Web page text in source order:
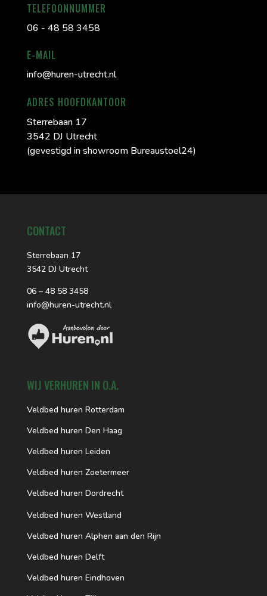
TELEFOONNUMMER
06 - 48 58 3458
E-MAIL
info@huren-utrecht.nl
ADRES HOOFDKANTOOR
Sterrebaan 17
3542 DJ Utrecht
(gevestigd in showroom Bureaustoel24)
CONTACT
Sterrebaan 17
3542 DJ Utrecht
06 – 48 58 3458
info@huren-utrecht.nl
WIJ VERHUREN IN O.A.
Veldbed huren Rotterdam
Veldbed huren Den Haag
Veldbed huren Leiden
Veldbed huren Zoetermeer
Veldbed huren Dordrecht
Veldbed huren Westland
Veldbed huren Alphen aan den Rijn
Veldbed huren Delft
Veldbed huren Eindhoven